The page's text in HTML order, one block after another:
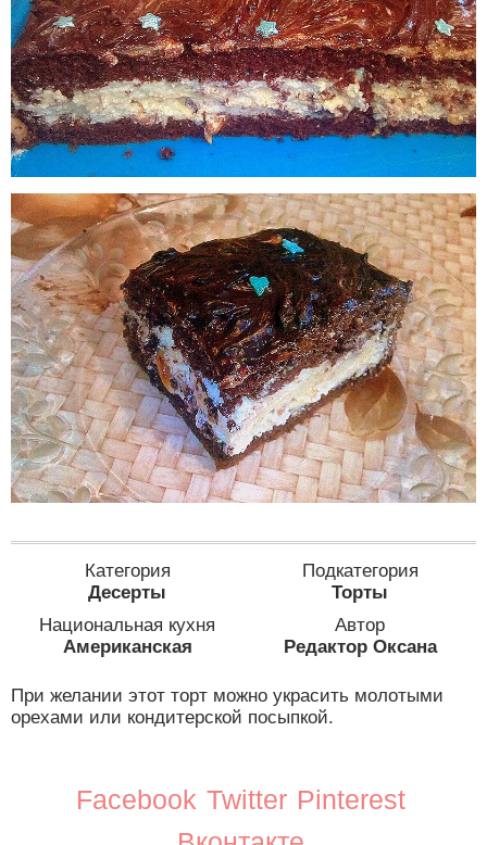
Категория
Десерты
Подкатегория
Торты
Национальная кухня
Американская
Автор
Редактор Оксана
При желании этот торт можно украсить молотыми
орехами или кондитерской посыпкой.
Facebook Twitter Pinterest